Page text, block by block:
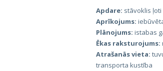
Apdare: stāvoklis ļoti
Aprīkojums:
Plānojums: istabas
Ēkas raksturojums:
Atrašanās vieta:
transporta kustība